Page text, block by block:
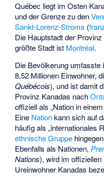
Québec liegt im Osten
und der Grenze zu den
Sankt-Lorenz-Stroms (
Die Hauptstadt der
größte Stadt ist Montréal.
Die Bevölkerung umfasste
8,52 Millionen Einwohner,
Québécois), und ist damit
Provinz Kanadas nach
offiziell als „Nation in
Eine Nationkann sich auf
häufig als „internationales
ethnische Gruppe
Ebenfalls als Nationen,
Nations), wird im
Ureinwohner Kanadas